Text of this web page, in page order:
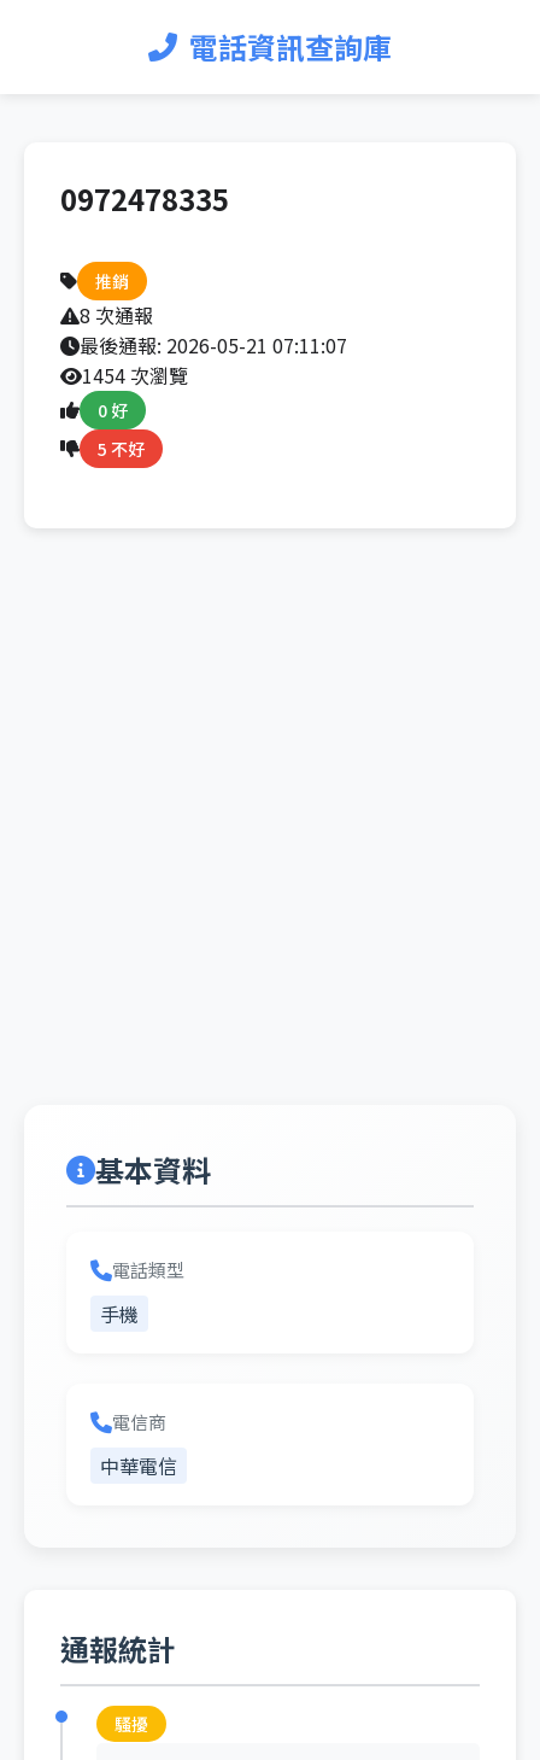
電話資訊查詢庫
0972478335
推銷
8 次通報
最後通報: 2026-05-21 07:11:07
1454 次瀏覽
0 好
5 不好
基本資料
電話類型
手機
電信商
中華電信
通報統計
騷擾